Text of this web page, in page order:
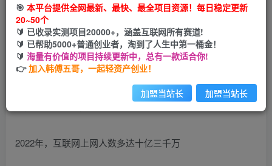
立即购买
您当前未登录！建议登陆后购买，可保存购买订单
2022年，互联网上网人数多达十亿三千万
🎯 本平台提供全网最新、最快、最全项目资源！每日稳定更新
20~50个
🔰 已收录实测项目20000+，涵盖互联网所有赛道!
🔰 已帮助5000+普通创业者，淘到了人生中第一桶金！
🔰 海量有价值的项目持续更新中，总有一款适合你!
👉加入韩傅五哥，一起轻资产创业！
加盟当站长 加盟当站长